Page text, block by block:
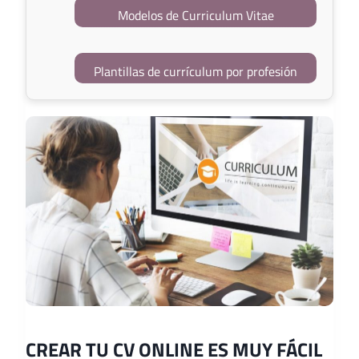
Modelos de Curriculum Vitae
Plantillas de currículum por profesión
CREAR TU CV ONLINE ES MUY FÁCIL